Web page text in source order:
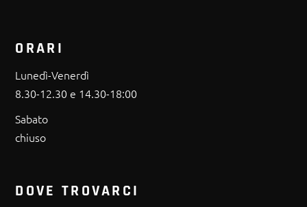
ORARI
Lunedì-Venerdì
8.30-12.30 e 14.30-18:00
Sabato
chiuso
DOVE TROVARCI